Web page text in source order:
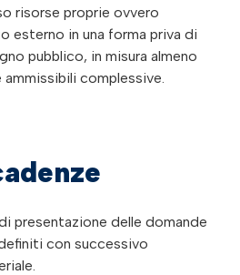
risorse proprie ovvero
esterno in una forma priva di
pubblico, in misura almeno
complessive.
presentazione delle domande
con successivo